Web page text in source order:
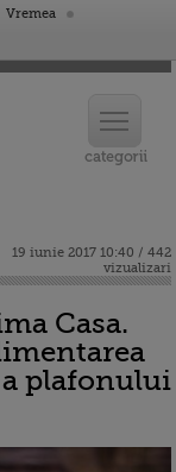
Vremea
19 iunie 2017 10:40 / 442
vizualizari
Casa.
plafonului